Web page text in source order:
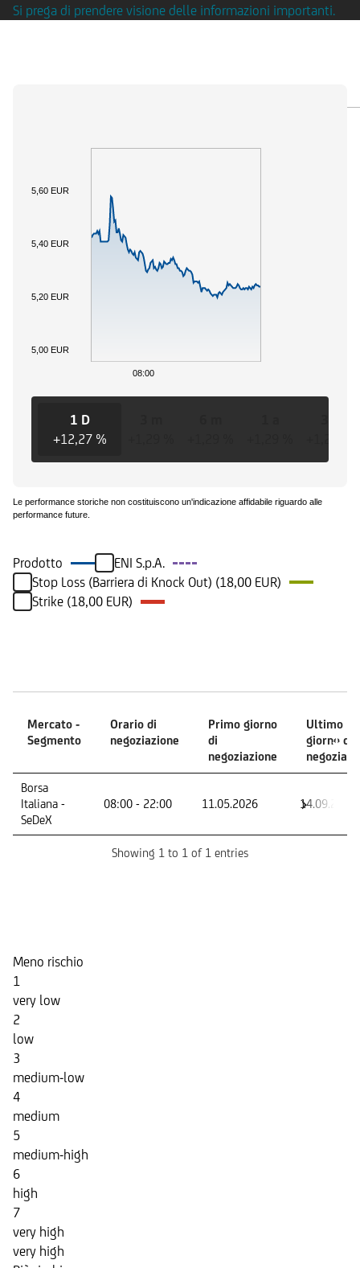
Si prega di prendere visione delle informazioni importanti.
08:00
5,00 EUR
5,20 EUR
5,40 EUR
5,60 EUR
1 D
+12,27 %
Le performance storiche non costituiscono un'indicazione affidabile riguardo alle
performance future.
Prodotto
ENI S.p.A.
Stop Loss (Barriera di Knock Out) (18,00 EUR)
Strike (18,00 EUR)
Mercato -
Segmento
Orario di
negoziazione
Primo giorno
di
negoziazione
Ultimo
giorno di
Segmento
negoziazione
di
giorno di
Borsa
Italiana -
SeDeX
08:00 - 22:00 11.05.2026 14.09.2026
Showing 1 to 1 of 1 entries
Meno rischio
1
very low
2
low
3
medium-low
4
medium
5
medium-high
6
high
7
very high
very high